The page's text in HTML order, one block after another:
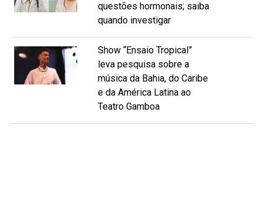
questões hormonais; saiba
quando investigar
Show “Ensaio Tropical”
leva pesquisa sobre a
música da Bahia, do Caribe
e da América Latina ao
Teatro Gamboa